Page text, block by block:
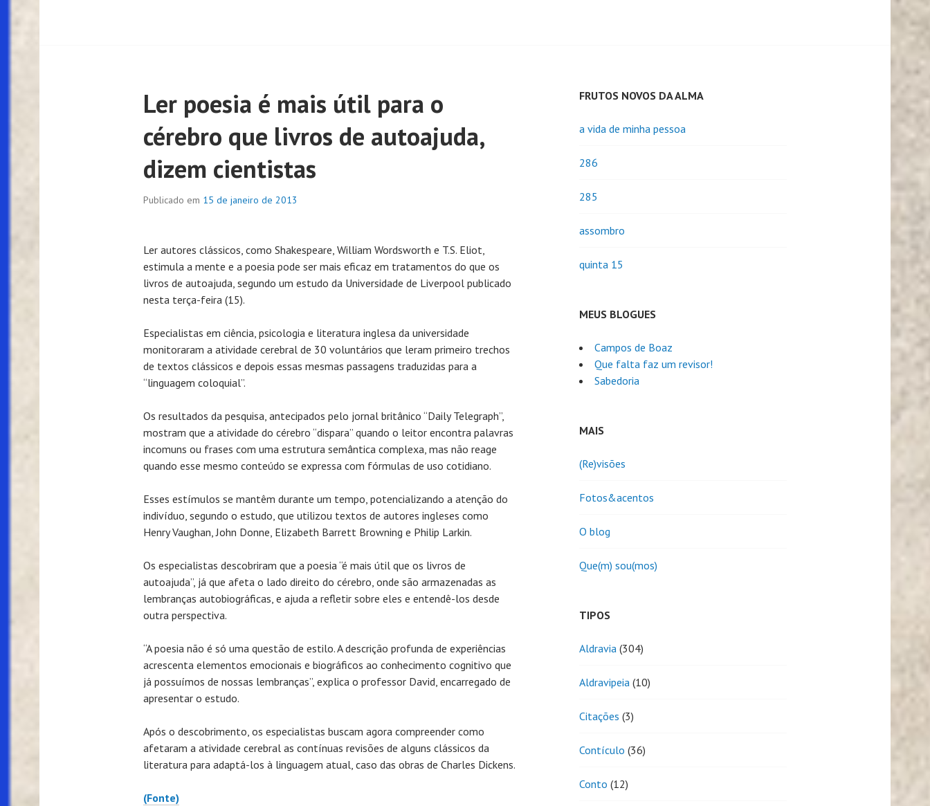
Ler poesia é mais útil para o
cérebro que livros de autoajuda,
dizem cientistas
Publicado em 15 de janeiro de 2013
Ler autores clássicos, como Shakespeare, William Wordsworth e T.S. Eliot,
estimula a mente e a poesia pode ser mais eficaz em tratamentos do que os
livros de autoajuda, segundo um estudo da Universidade de Liverpool publicado
nesta terça-feira (15).
Especialistas em ciência, psicologia e literatura inglesa da universidade
monitoraram a atividade cerebral de 30 voluntários que leram primeiro trechos
de textos clássicos e depois essas mesmas passagens traduzidas para a
“linguagem coloquial”.
Os resultados da pesquisa, antecipados pelo jornal britânico “Daily Telegraph”,
mostram que a atividade do cérebro “dispara” quando o leitor encontra palavras
incomuns ou frases com uma estrutura semântica complexa, mas não reage
quando esse mesmo conteúdo se expressa com fórmulas de uso cotidiano.
Esses estímulos se mantêm durante um tempo, potencializando a atenção do
indivíduo, segundo o estudo, que utilizou textos de autores ingleses como
Henry Vaughan, John Donne, Elizabeth Barrett Browning e Philip Larkin.
Os especialistas descobriram que a poesia “é mais útil que os livros de
autoajuda”, já que afeta o lado direito do cérebro, onde são armazenadas as
lembranças autobiográficas, e ajuda a refletir sobre eles e entendê-los desde
outra perspectiva.
“A poesia não é só uma questão de estilo. A descrição profunda de experiências
acrescenta elementos emocionais e biográficos ao conhecimento cognitivo que
já possuímos de nossas lembranças”, explica o professor David, encarregado de
apresentar o estudo.
Após o descobrimento, os especialistas buscam agora compreender como
afetaram a atividade cerebral as contínuas revisões de alguns clássicos da
literatura para adaptá-los à linguagem atual, caso das obras de Charles Dickens.
(Fonte)
FRUTOS NOVOS DA ALMA
a vida de minha pessoa
286
285
assombro
quinta 15
MEUS BLOGUES
Campos de Boaz
Que falta faz um revisor!
Sabedoria
MAIS
(Re)visões
Fotos&acentos
O blog
Que(m) sou(mos)
TIPOS
Aldravia (304)
Aldravipeia (10)
Citações (3)
Contículo (36)
Conto (12)